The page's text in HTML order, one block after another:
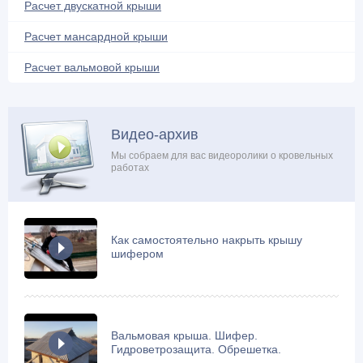
Обустройство балкона (4)
Односкатная крыша (16)
Проектирование и расчеты (10)
Профнастил (18)
Ремонтные работы (21)
Снегозадержатели (8)
Софиты и свесы (1)
Строй-материалы (8)
Стропильная система (36)
Сэндвич панели (1)
Теплоизоляционные работы (31)
Расчет двускатной крыши
Расчет мансардной крыши
Расчет вальмовой крыши
Видео-архив
Мы собраем для вас видеоролики о кровельных
работах
Как самостоятельно накрыть крышу
шифером
Вальмовая крыша. Шифер.
Гидроветрозащита. Обрешетка.